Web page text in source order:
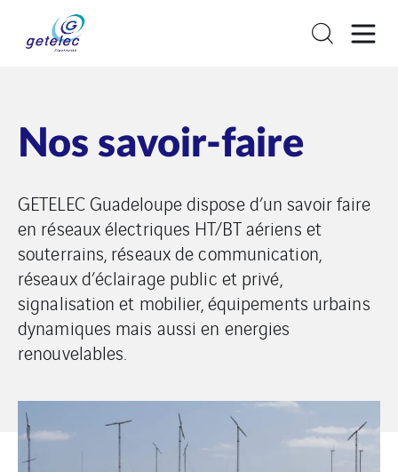
Nos savoir-faire
GETELEC Guadeloupe dispose d’un savoir faire
en réseaux électriques HT/BT aériens et
souterrains, réseaux de communication,
réseaux d’éclairage public et privé,
signalisation et mobilier, équipements urbains
dynamiques mais aussi en energies
renouvelables.